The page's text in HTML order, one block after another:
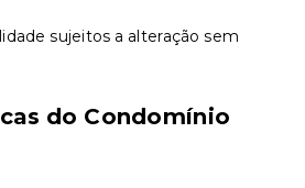
sujeitos a alteração sem
do Condomínio